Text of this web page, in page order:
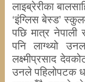
लाइब्रेरीका
‘इंग्लिस बेस्ड’
पछि मात्र
पनि लाग्थ्यो
लक्ष्मीप्रसाद
उनले पहिलोपटक